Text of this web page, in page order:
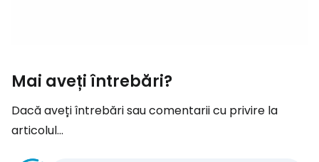
Mai aveți întrebări?
Dacă aveți întrebări sau comentarii cu privire la
articolul...